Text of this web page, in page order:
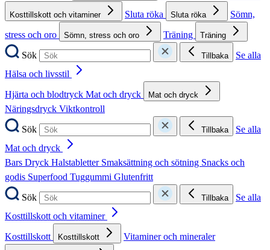
Kosttillskott och vitaminer Sluta röka Sluta röka
Sömn,
stress och oro
Sömn, stress och oro Träning Träning
Sök Tillbaka
Se alla
Hälsa och livsstil
Hjärta och blodtryck Mat och dryck Mat och dryck
Näringsdryck Viktkontroll
Sök
Tillbaka
Se alla
Mat och dryck
Bars Dryck Halstabletter Smaksättning och sötning Snacks och
godis Superfood Tuggummi Glutenfritt
Sök
Tillbaka
Se alla
Kosttillskott och vitaminer
Kosttillskott
Kosttillskott Vitaminer och mineraler